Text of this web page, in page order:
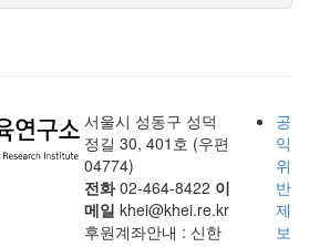
서울시 성동구 성덕
정길 30, 401호 (우편
04774)
전화02-464-8422 이
메일 khei@khei.re.kr
후원계좌안내 : 신한
공
익
위
반
제
보